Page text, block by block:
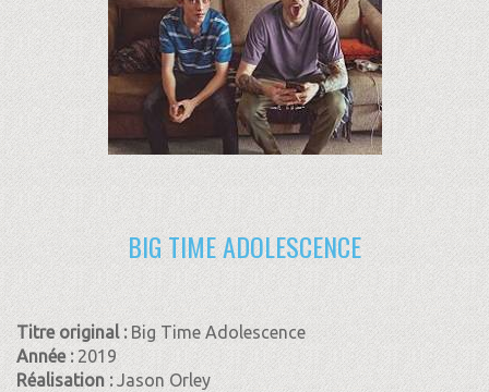
BIG TIME ADOLESCENCE
Titre original : Big Time Adolescence
Année : 2019
Réalisation :Jason Orley